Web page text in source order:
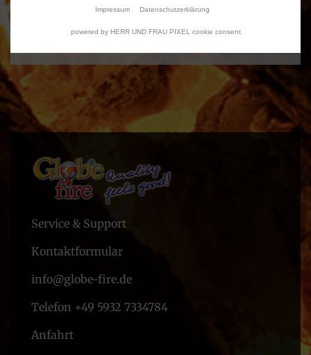
1,5 Kg
Service & Support
Kontaktformular
info@globe-fire.de
Telefon +49 5932 7334784
Anfahrt
Impressum Datenschutzerklärung
powered by HERR UND FRAU PIXEL cookie consent